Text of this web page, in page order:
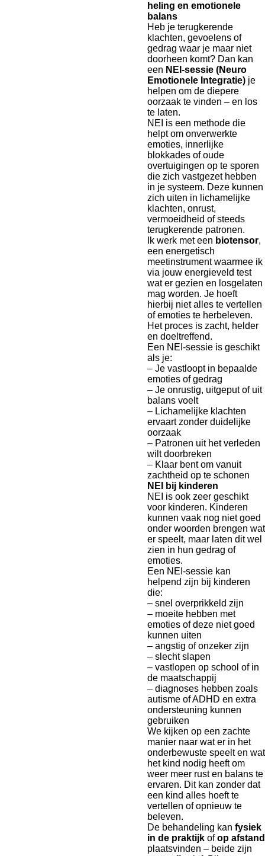
heling en emotionele
balans
Heb je terugkerende
klachten, gevoelens of
gedrag waar je maar niet
doorheen komt? Dan kan
een NEI-sessie (Neuro
Emotionele Integratie) je
helpen om de diepere
oorzaak te vinden – en los
te laten.
NEI is een methode die
helpt om onverwerkte
emoties, innerlijke
blokkades of oude
overtuigingen op te sporen
die zich vastgezet hebben
in je systeem. Deze kunnen
zich uiten in lichamelijke
klachten, onrust,
vermoeidheid of steeds
terugkerende patronen.
Ik werk met een biotensor,
een energetisch
meetinstrument waarmee ik
via jouw energieveld test
wat er gezien en losgelaten
mag worden. Je hoeft
hierbij niet alles te vertellen
of emoties te herbeleven.
Het proces is zacht, helder
en doeltreffend.
Een NEI-sessie is geschikt
als je:
– Je vastloopt in bepaalde
emoties of gedrag
– Je onrustig, uitgeput of uit
balans voelt
– Lichamelijke klachten
ervaart zonder duidelijke
oorzaak
– Patronen uit het verleden
wilt doorbreken
– Klaar bent om vanuit
zachtheid op te schonen
NEI bij kinderen
NEI is ook zeer geschikt
voor kinderen. Kinderen
kunnen vaak nog niet goed
onder woorden brengen wat
er speelt, maar laten dit wel
zien in hun gedrag of
emoties.
Een NEI-sessie kan
helpend zijn bij kinderen
die:
– snel overprikkeld zijn
– moeite hebben met
emoties of deze niet goed
kunnen uiten
– angstig of onzeker zijn
– slecht slapen
– vastlopen op school of in
de maatschappij
– diagnoses hebben zoals
autisme of ADHD en extra
ondersteuning kunnen
gebruiken
We kijken op een zachte
manier naar wat er in het
onderbewuste speelt en wat
het kind nodig heeft om
weer meer rust en balans te
ervaren. Dit kan zonder dat
een kind alles hoeft te
vertellen of opnieuw te
beleven.
De behandeling kan fysiek
in de praktijk ofop afstand
plaatsvinden – beide zijn